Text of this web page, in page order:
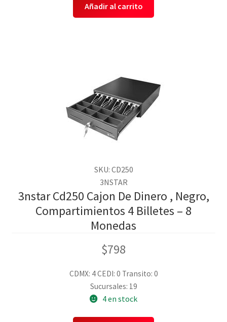
Añadir al carrito
SKU: CD250
3NSTAR
3nstar Cd250 Cajon De Dinero , Negro,
Compartimientos 4 Billetes – 8
Monedas
$798
CDMX: 4CEDI: 0 Transito: 0
Sucursales: 19
4 en stock